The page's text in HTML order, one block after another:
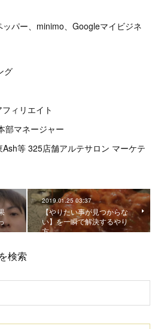
ッパー、minimo、Googleマイビジネ
グ
ィリエイト
部マネージャー
等 325店舗アルテサロン マーケテ
2019.01.25 03:37
【やりたい事が見つからな
い】を一瞬で解決するやり
方
検索